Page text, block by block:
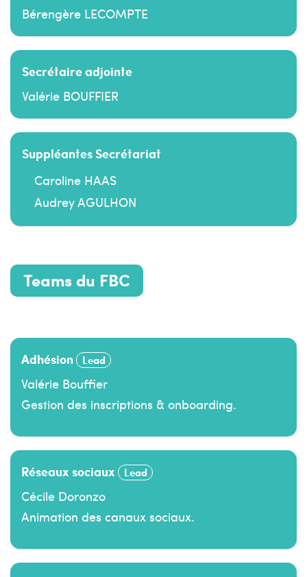
Bérengère LECOMPTE
Secrétaire adjointe
Valérie BOUFFIER
Suppléantes Secrétariat
Caroline HAAS
Audrey AGULHON
Teams du FBC
Adhésion Lead
Valérie Bouffier
Gestion des inscriptions & onboarding.
Réseaux sociaux Lead
Cécile Doronzo
Animation des canaux sociaux.